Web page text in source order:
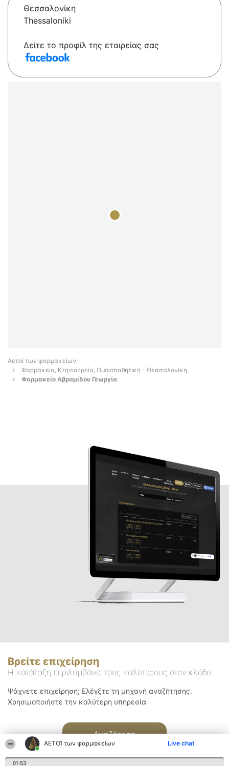
ΑΕΤΟΊ των φαρμακείων Live chat
01:53
Θεσσαλονίκη
Thessaloníki
Δείτε το προφίλ της εταιρείας σας
Αετοί των φαρμακείων
Φαρμακεία, Κτηνιατρεία, Ομοιοπαθητική - Θεσσαλονίκη
Φαρμακείο Αβραμίδου Γεωργία
Βρείτε επιχείρηση
Η κατάταξη περιλαμβάνει τους καλύτερους στον κλάδο
Ψάχνετε επιχείρηση; Ελέγξτε τη μηχανή αναζήτησης.
Χρησιμοποιήστε την καλύτερη υπηρεσία
Αναζήτηση